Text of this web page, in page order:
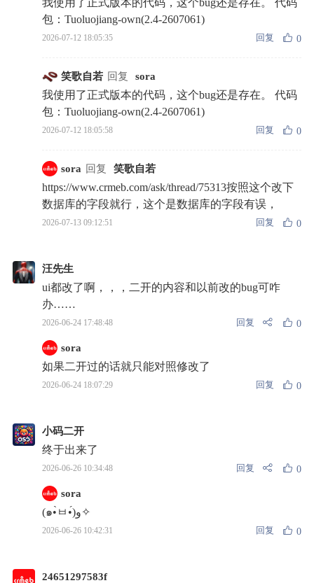
我使用了正式版本的代码，这个bug还是存在。 代码
包：Tuoluojiang-own(2.4-2607061)
2026-07-12 18:05:35 回复 0
笑歌自若 回复 sora
我使用了正式版本的代码，这个bug还是存在。 代码
包：Tuoluojiang-own(2.4-2607061)
2026-07-12 18:05:58 回复 0
sora 回复 笑歌自若
https://www.crmeb.com/ask/thread/75313按照这个改下
数据库的字段就行，这个是数据库的字段有误，
2026-07-13 09:12:51 回复 0
汪先生
ui都改了啊，，，二开的内容和以前改的bug可咋
办……
2026-06-24 17:48:48 回复 0
sora
如果二开过的话就只能对照修改了
2026-06-24 18:07:29 回复 0
小码二开
终于出来了
2026-06-26 10:34:48 回复 0
sora
(๑•̀ㅂ•́)و✧
2026-06-26 10:42:31 回复 0
24651297583f